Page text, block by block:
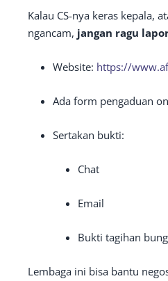
Kalau CS-nya keras kepala,
ngancam, jangan ragu
Website: https://
Ada form pengaduan
Sertakan bukti:
Chat
Email
Bukti tagihan
Lembaga ini bisa bantu